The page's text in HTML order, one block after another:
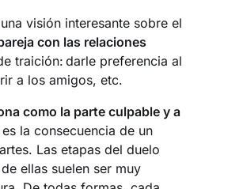
visión interesante sobre el
con las relaciones
traición: darle preferencia al
a los amigos, etc.
como la parte culpable y a
la consecuencia de un
Las etapas del duelo
ellas suelen ser muy